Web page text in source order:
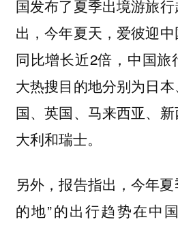
国发布了夏季出境游旅
出，今年夏天，爱彼迎
同比增长近2倍，中国
大热搜目的地分别为日
国、英国、马来西亚、
大利和瑞士。
另外，报告指出，今年夏
的地”的出行趋势在中